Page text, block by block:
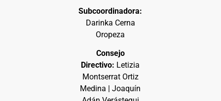
Subcoordinadora:
Darinka Cerna
Oropeza
Consejo
Directivo: Letizia
Montserrat Ortiz
Medina | Joaquín